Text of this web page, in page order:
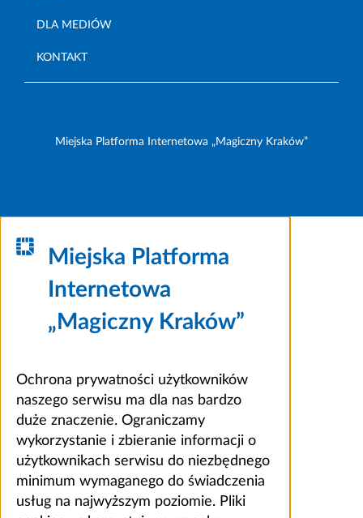
DLA MEDIÓW
KONTAKT
Miejska Platforma Internetowa „Magiczny Kraków”
Miejska Platforma
Internetowa
„Magiczny Kraków”
Ochrona prywatności użytkowników
naszego serwisu ma dla nas bardzo
duże znaczenie. Ograniczamy
wykorzystanie i zbieranie informacji o
użytkownikach serwisu do niezbędnego
minimum wymaganego do świadczenia
usług na najwyższym poziomie. Pliki